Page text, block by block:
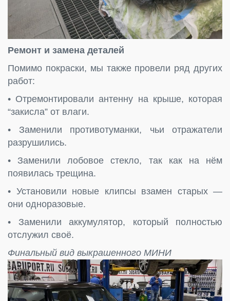
Ремонт и замена деталей
Помимо покраски, мы также провели ряд других
работ:
• Отремонтировали антенну на крыше, которая
“закисла” от влаги.
• Заменили противотуманки, чьи отражатели
разрушились.
• Заменили лобовое стекло, так как на нём
появилась трещина.
• Установили новые клипсы взамен старых —
они одноразовые.
• Заменили аккумулятор, который полностью
отслужил своё.
Финальный вид выкрашенного МИНИ